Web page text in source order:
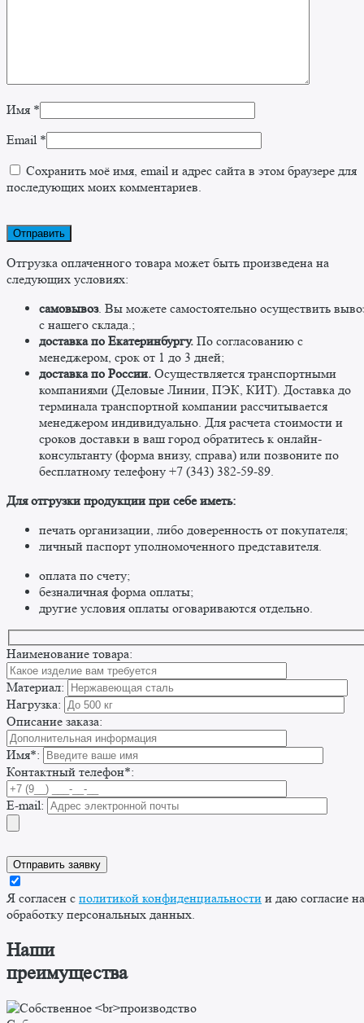
Имя *
Email *
Сохранить моё имя, email и адрес сайта в этом браузере для
последующих моих комментариев.
Отгрузка оплаченного товара может быть произведена на
следующих условиях:
самовывоз. Вы можете самостоятельно осуществить
c нашего склада.;
доставка по Екатеринбургу. По согласованию с
менеджером, срок от 1 до 3 дней;
доставка по России. Осуществляется транспортными
компаниями (Деловые Линии, ПЭК, КИТ). Доставка до
терминала транспортной компании рассчитывается
менеджером индивидуально. Для расчета стоимости и
сроков доставки в ваш город обратитесь к онлайн-
консультанту (форма внизу, справа) или позвоните по
бесплатному телефону +7 (343) 382-59-89. ​
​Для отгрузки продукции при себе иметь:
печать организации, либо доверенность от покупателя;
личный паспорт уполномоченного представителя.
оплата по счету;
безналичная форма оплаты;
другие условия оплаты оговариваются отдельно. ​
Наименование товара:
Материал:
Нагрузка:
Описание заказа:
Имя*:
Контактный телефон*:
E-mail:
Я согласен с политикой конфиденциальности и даю согласие на
обработку персональных данных.
Наши
преимущества